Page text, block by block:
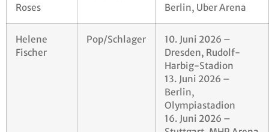
Roses
Berlin, Uber Arena
Helene
Fischer
Pop/Schlager
10. Juni 2026 –
Dresden, Rudolf-
Harbig-Stadion
13. Juni 2026 –
Berlin,
Olympiastadion
16. Juni 2026 –